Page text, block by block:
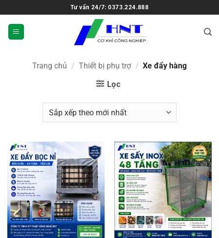
Tư vấn 24/7: 0373.224.888
Trang chủ / Thiết bị phụ trợ / Xe đẩy hàng
Lọc